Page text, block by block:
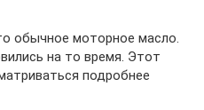
обычное моторное масло.
на то время. Этот
подробнее